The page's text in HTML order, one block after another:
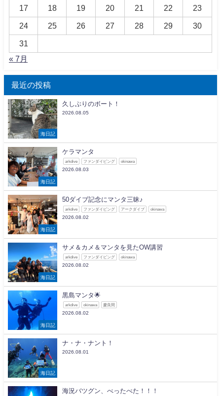
17 18 19 20 21 22 23
24 25 26 27 28 29 30
31
« 7月
最近の投稿
海日記
久しぶりのボート！
2026.08.05
海日記
ケラマンタ
arkdive ファンダイビング okinawa
2026.08.03
海日記
50ダイブ記念にマンタ三昧♪
arkdive ファンダイビング アークダイブ okinawa
2026.08.02
海日記
サメ＆カメ＆マンタを見たOW講習
arkdive ファンダイビング okinawa
2026.08.02
海日記
黒島マンタ🌟
arkdive okinawa 慶良間
2026.08.02
海日記
ナ・ナ・ナント！
2026.08.01
海況バツグン、べったべた！！！